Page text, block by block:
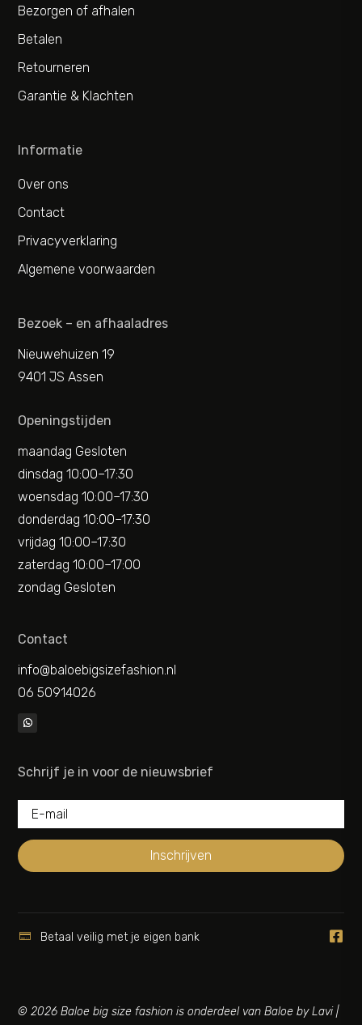
Bezorgen of afhalen
Betalen
Retourneren
Garantie & Klachten
Informatie
Over ons
Contact
Privacyverklaring
Algemene voorwaarden
Bezoek – en afhaaladres
Nieuwehuizen 19
9401 JS Assen
Openingstijden
maandag Gesloten
dinsdag 10:00–17:30
woensdag 10:00–17:30
donderdag 10:00–17:30
vrijdag 10:00–17:30
zaterdag 10:00–17:00
zondag Gesloten
Contact
info@baloebigsizefashion.nl
06 50914026
Schrijf je in voor de nieuwsbrief
Inschrijven
 Betaal veilig met je eigen bank 
© 2026 Baloe big size fashion is onderdeel van Baloe by Lavi |